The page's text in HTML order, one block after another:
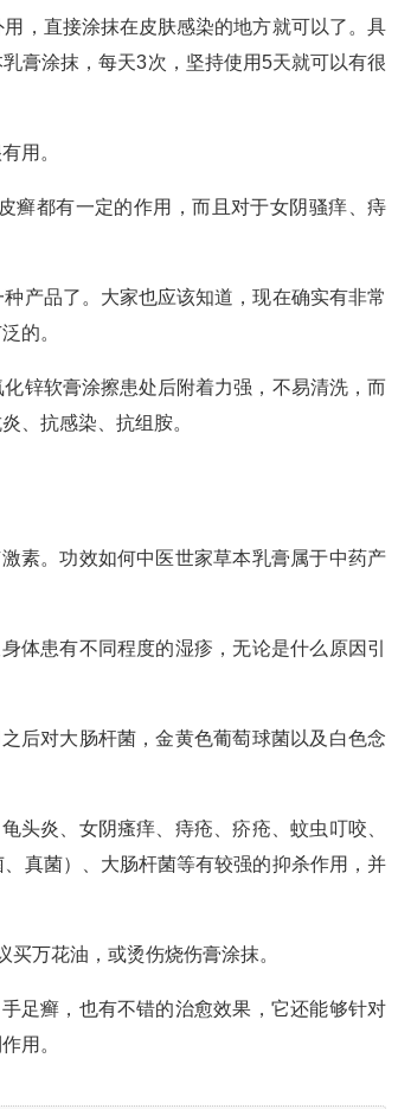
，直接涂抹在皮肤感染的地方就可以了。具
膏涂抹，每天3次，坚持使用5天就可以有很
用。
癣都有一定的作用，而且对于女阴骚痒、痔
产品了。大家也应该知道，现在确实有非常
的。
锌软膏涂擦患处后附着力强，不易清洗，而
、抗感染、抗组胺。
素。功效如何中医世家草本乳膏属于中药产
体患有不同程度的湿疹，无论是什么原因引
后对大肠杆菌，金黄色葡萄球菌以及白色念
头炎、女阴瘙痒、痔疮、疥疮、蚊虫叮咬、
真菌）、大肠杆菌等有较强的抑杀作用，并
万花油，或烫伤烧伤膏涂抹。
足癣，也有不错的治愈效果，它还能够针对
用。